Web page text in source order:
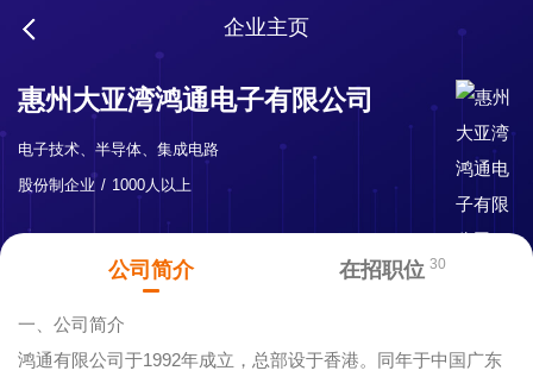
企业主页
惠州大亚湾鸿通电子有限公司
电子技术、半导体、集成电路
股份制企业
1000人以上
公司简介 在招职位 30
一、公司简介
鸿通有限公司于1992年成立，总部设于香港。同年于中国广东